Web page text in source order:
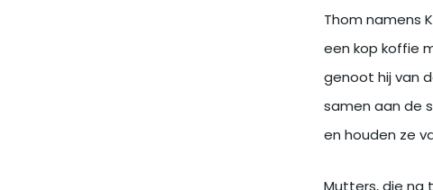
Thom namens
een kop koffie
genoot hij van
samen aan de
en houden ze